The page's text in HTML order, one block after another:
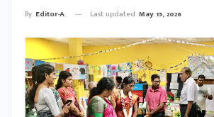
By Editor-A Last updated May 15, 2026